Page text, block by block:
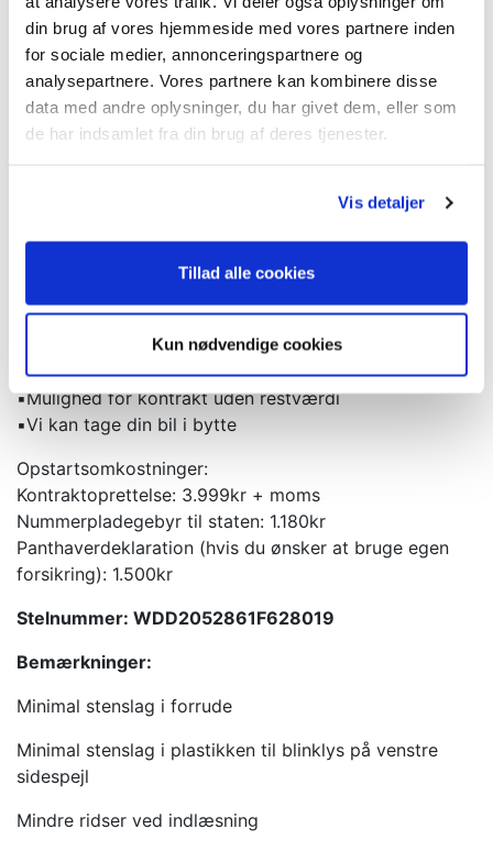
din brug af vores hjemmeside med vores partnere inden
for sociale medier, annonceringspartnere og
analysepartnere. Vores partnere kan kombinere disse
data med andre oplysninger, du har givet dem, eller som
de har indsamlet fra din brug af deres tjenester.
Vis detaljer
Tillad alle cookies
Kun nødvendige cookies
Ydelse: 3.199 kr.
Restværdi: 225.000 kr. ekskl. afgift.
Alle priser plus moms.
Leasingaftale 12 måneder privat:
Udbetaling: 49.999 kr. inkl. moms.
Restværdi: 225.000 + moms, ekskl. afgift.
Hos Clevr Car kan vi tilbyde:
▪️Attraktiv forsikring
▪️Serviceaftale
▪️Hjælp til videresalg
▪️Tilpasning af førstegangsydelse og månedlig ydelse
▪️Mulighed for kontrakt uden restværdi
▪️Vi kan tage din bil i bytte
Opstartsomkostninger:
Kontraktoprettelse: 3.999kr + moms
Nummerpladegebyr til staten: 1.180kr
Panthaverdeklaration (hvis du ønsker at bruge egen
forsikring): 1.500kr
Stelnummer: WDD2052861F628019
Bemærkninger:
Minimal stenslag i forrude
Minimal stenslag i plastikken til blinklys på venstre
sidespejl
Mindre ridser ved indlæsning